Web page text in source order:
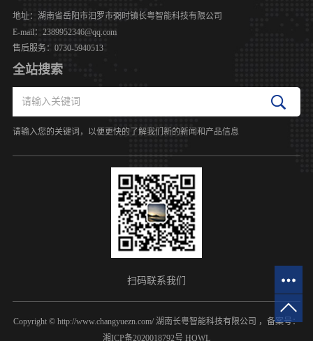
地址：湖南省岳阳市汨罗市弼时镇长粤智能科技有限公司
E-mail：2389952346@qq.com
售后服务：0730-5940513
全站搜索
请输入您的关键词，以便更快的了解我们新的新闻和产品信息
扫码联系我们
Copyright © http://www.changyuezn.com/ 湖南长粤智能科技有限公司 ，备案号：
湘ICP备2020018792号 HQWL